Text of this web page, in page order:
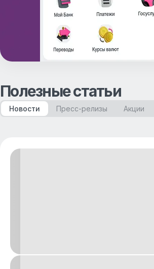
Полезные статьи
Новости Пресс-релизы Акции